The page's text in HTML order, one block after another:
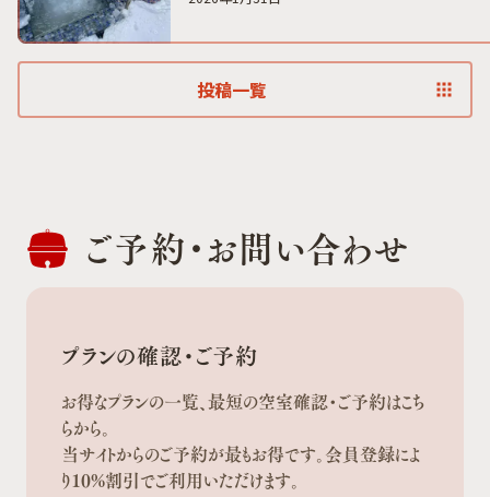
投稿一覧
ご予約・お問い合わせ
プランの確認・ご予約
お得なプランの一覧、最短の空室確認・ご予約はこち
らから。
当サイトからのご予約が最もお得です。会員登録によ
り10%割引でご利用いただけます。